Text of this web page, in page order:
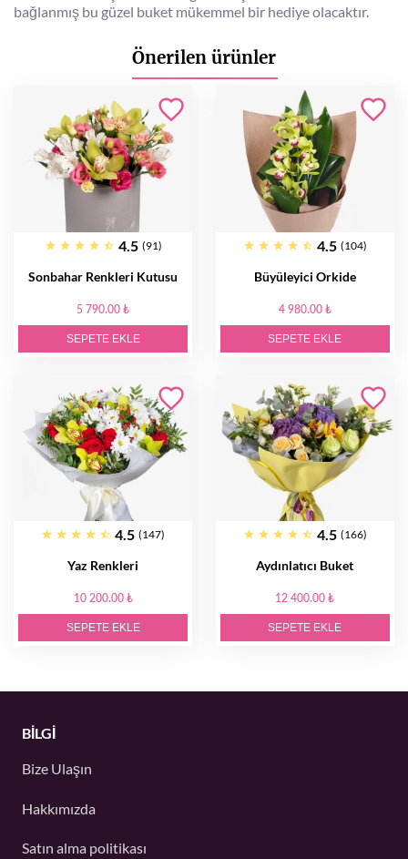
bağlanmış bu güzel buket mükemmel bir hediye olacaktır.
Önerilen ürünler
4.5 (91)
Sonbahar Renkleri Kutusu
5 790.00 ₺
SEPETE EKLE
4.5 (104)
Büyüleyici Orkide
4 980.00 ₺
SEPETE EKLE
4.5 (147)
Yaz Renkleri
10 200.00 ₺
SEPETE EKLE
4.5 (166)
Aydınlatıcı Buket
12 400.00 ₺
SEPETE EKLE
BİLGİ
Bize Ulaşın
Hakkımızda
Satın alma politikası